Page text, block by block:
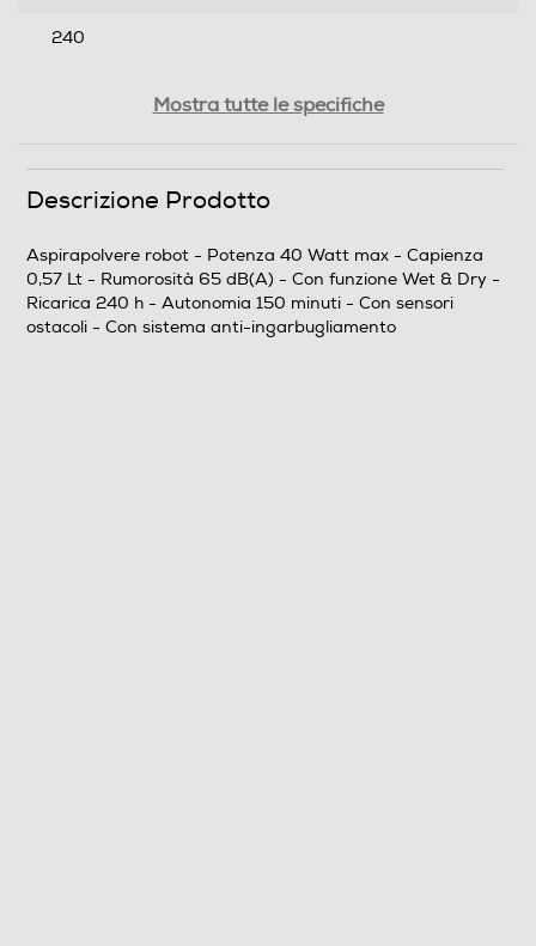
240
Funzioni e Plus
Funzione Wet & Dry
Mostra tutte le specifiche
Descrizione Prodotto
Aspirapolvere robot - Potenza 40 Watt max - Capienza
0,57 Lt - Rumorosità 65 dB(A) - Con funzione Wet & Dry -
Ricarica 240 h - Autonomia 150 minuti - Con sensori
ostacoli - Con sistema anti-ingarbugliamento